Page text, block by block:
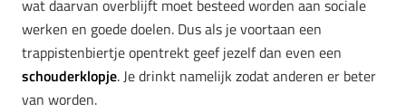
wat daarvan overblijft moet besteed worden aan sociale
werken en goede doelen. Dus als je voortaan een
trappistenbiertje opentrekt geef jezelf dan even een
schouderklopje. Je drinkt namelijk zodat anderen er beter
van worden.